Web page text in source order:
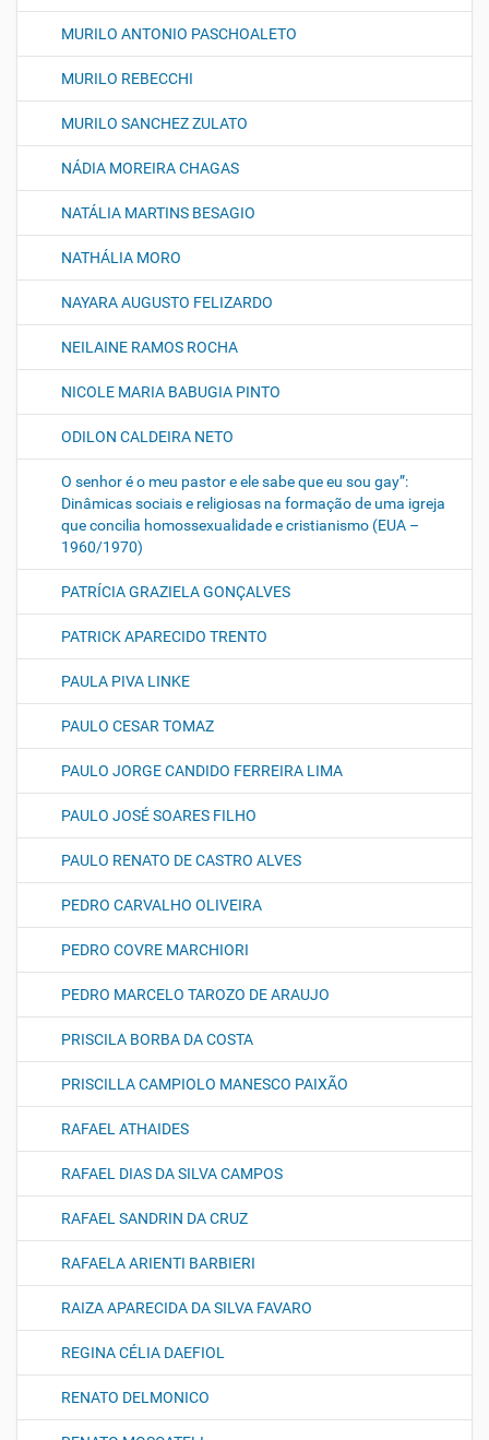
MURILO ANTONIO PASCHOALETO
MURILO REBECCHI
MURILO SANCHEZ ZULATO
NÁDIA MOREIRA CHAGAS
NATÁLIA MARTINS BESAGIO
NATHÁLIA MORO
NAYARA AUGUSTO FELIZARDO
NEILAINE RAMOS ROCHA
NICOLE MARIA BABUGIA PINTO
ODILON CALDEIRA NETO
O senhor é o meu pastor e ele sabe que eu sou gay”:
Dinâmicas sociais e religiosas na formação de uma igreja
que concilia homossexualidade e cristianismo (EUA –
1960/1970)
PATRÍCIA GRAZIELA GONÇALVES
PATRICK APARECIDO TRENTO
PAULA PIVA LINKE
PAULO CESAR TOMAZ
PAULO JORGE CANDIDO FERREIRA LIMA
PAULO JOSÉ SOARES FILHO
PAULO RENATO DE CASTRO ALVES
PEDRO CARVALHO OLIVEIRA
PEDRO COVRE MARCHIORI
PEDRO MARCELO TAROZO DE ARAUJO
PRISCILA BORBA DA COSTA
PRISCILLA CAMPIOLO MANESCO PAIXÃO
RAFAEL ATHAIDES
RAFAEL DIAS DA SILVA CAMPOS
RAFAEL SANDRIN DA CRUZ
RAFAELA ARIENTI BARBIERI
RAIZA APARECIDA DA SILVA FAVARO
REGINA CÉLIA DAEFIOL
RENATO DELMONICO